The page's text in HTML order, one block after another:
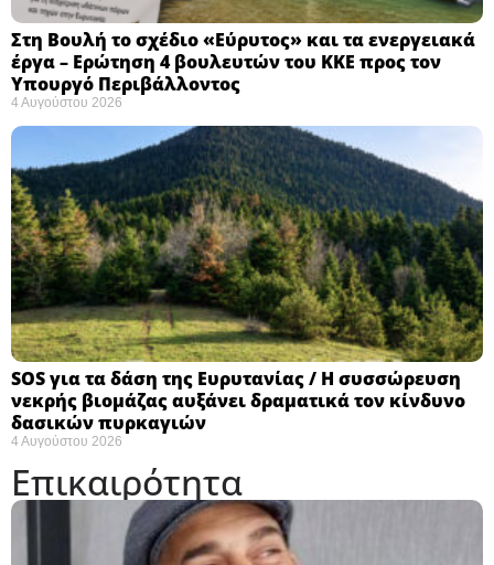
Στη Βουλή το σχέδιο «Εύρυτος» και τα ενεργειακά
έργα – Ερώτηση 4 βουλευτών του ΚΚΕ προς τον
Υπουργό Περιβάλλοντος
4 Αυγούστου 2026
SOS για τα δάση της Ευρυτανίας / Η συσσώρευση
νεκρής βιομάζας αυξάνει δραματικά τον κίνδυνο
δασικών πυρκαγιών
4 Αυγούστου 2026
Επικαιρότητα